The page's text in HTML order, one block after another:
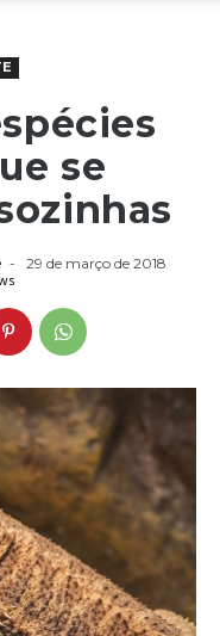
se
-
29 de março de 2018